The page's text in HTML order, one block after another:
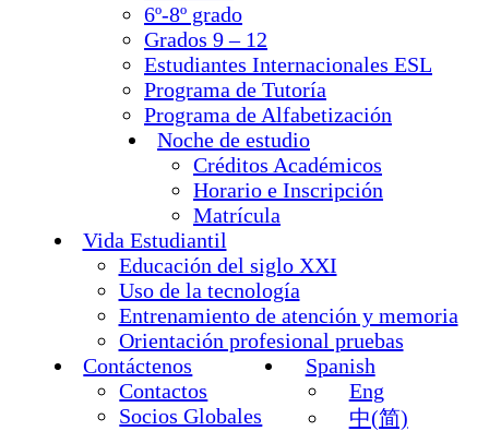
6º-8º grado
Grados 9 – 12
Estudiantes Internacionales ESL
Programa de Tutoría
Programa de Alfabetización
Noche de estudio
Créditos Académicos
Horario e Inscripción
Matrícula
Vida Estudiantil
Educación del siglo XXI
Uso de la tecnología
Entrenamiento de atención y memoria
Orientación profesional pruebas
Contáctenos
Contactos
Socios Globales
Spanish
Eng
中(简)